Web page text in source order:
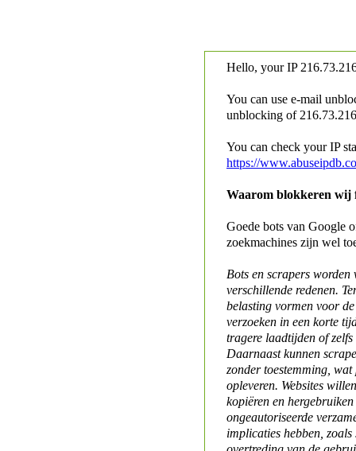
Hello, your IP
You can use e-mail
unblocking of
You can check your IP
https://
Waarom blokkeren wij
Goede bots van Google
zoekmachines zijn wel
Bots en scrapers worden
verschillende redenen.
belasting vormen voor
verzoeken in een korte
tragere laadtijden of
Daarnaast kunnen
zonder toestemming,
opleveren. Websites
kopiëren en
ongeautoriseerde
implicaties hebben,